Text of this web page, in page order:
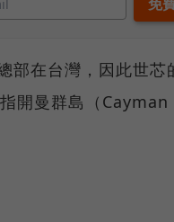
在台灣，因此世芯
開曼群島（